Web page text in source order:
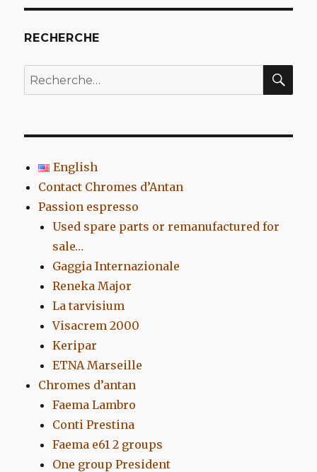
RECHERCHE
Recherche
pour
English
Contact Chromes d’Antan
Passion espresso
Used spare parts or remanufactured for
sale…
Gaggia Internazionale
Reneka Major
La tarvisium
Visacrem 2000
Keripar
ETNA Marseille
Chromes d’antan
Faema Lambro
Conti Prestina
Faema e61 2 groups
One group President